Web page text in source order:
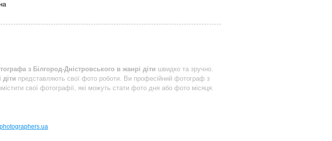
з Білгород-Дністровського в жанрі діти швидко та зручно.
представляють свої фото роботи. Ви професійний фотограф з
свої фотографії, які можуть стати фото дня або фото місяця.